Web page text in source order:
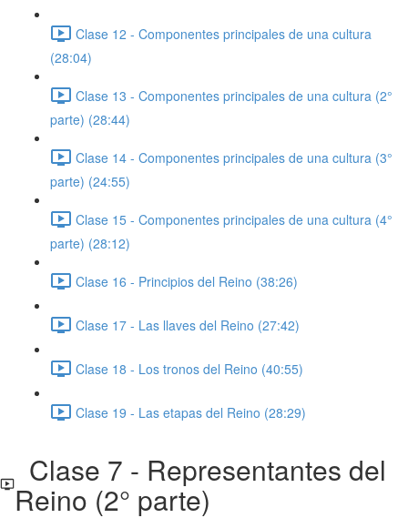
Clase 12 - Componentes principales de una cultura
(28:04)
Clase 13 - Componentes principales de una cultura (2°
parte) (28:44)
Clase 14 - Componentes principales de una cultura (3°
parte) (24:55)
Clase 15 - Componentes principales de una cultura (4°
parte) (28:12)
Clase 16 - Principios del Reino (38:26)
Clase 17 - Las llaves del Reino (27:42)
Clase 18 - Los tronos del Reino (40:55)
Clase 19 - Las etapas del Reino (28:29)
Clase 7 - Representantes del
Reino (2° parte)